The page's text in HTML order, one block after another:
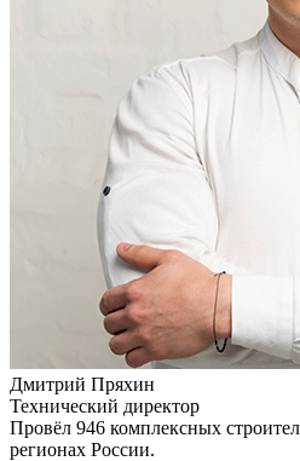
Дмитрий Пряхин
Технический директор
Провёл 946 комплексных
регионах России.